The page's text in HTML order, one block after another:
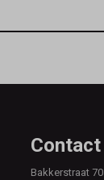
Contact
Bakkerstraat 70